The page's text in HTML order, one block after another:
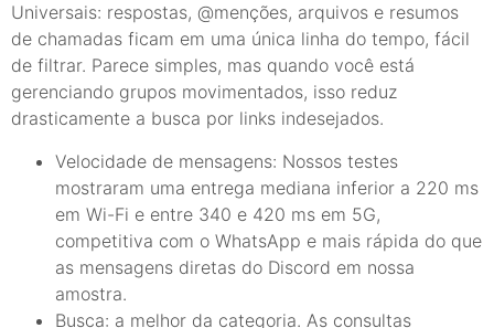
Universais: respostas, @menções, arquivos e resumos
de chamadas ficam em uma única linha do tempo, fácil
de filtrar. Parece simples, mas quando você está
gerenciando grupos movimentados, isso reduz
drasticamente a busca por links indesejados.
Velocidade de mensagens: Nossos testes
mostraram uma entrega mediana inferior a 220 ms
em Wi-Fi e entre 340 e 420 ms em 5G,
competitiva com o WhatsApp e mais rápida do que
as mensagens diretas do Discord em nossa
amostra.
Busca: a melhor da categoria. As consultas